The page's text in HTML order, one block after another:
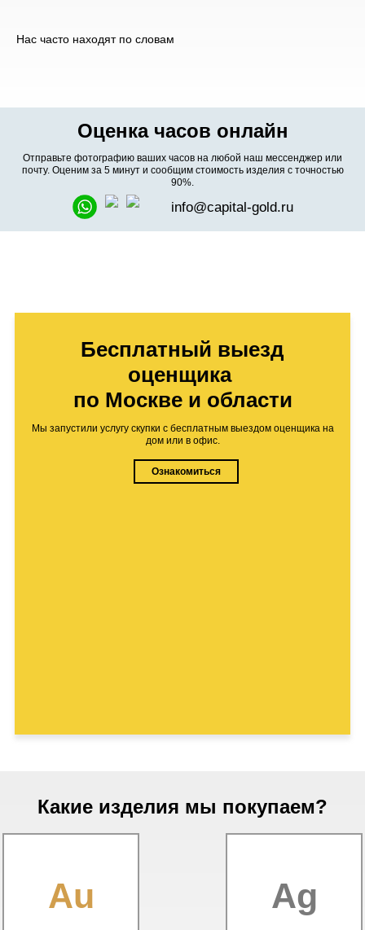
Нас часто находят по словам
Оценка часов онлайн
Отправьте фотографию ваших часов на любой наш мессенджер или
почту. Оценим за 5 минут и сообщим стоимость изделия с точностью
90%.
info@capital-gold.ru
Бесплатный выезд
оценщика
по Москве и области
Мы запустили услугу скупки с бесплатным выездом оценщика на
дом или в офис.
Ознакомиться
Какие изделия мы покупаем?
Au Ag